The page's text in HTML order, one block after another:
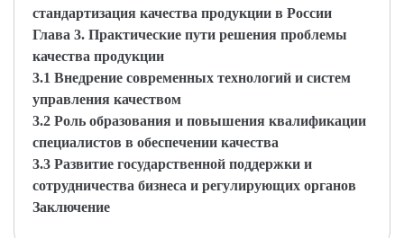
стандартизация качества продукции в России
Глава 3. Практические пути решения проблемы
качества продукции
3.1 Внедрение современных технологий и систем
управления качеством
3.2 Роль образования и повышения квалификации
специалистов в обеспечении качества
3.3 Развитие государственной поддержки и
сотрудничества бизнеса и регулирующих органов
Заключение